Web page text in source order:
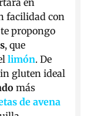
en
facilidad con
te propongo
, que
limón. De
gluten ideal
más
de avena